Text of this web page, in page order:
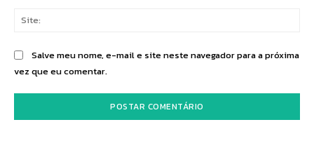
Salve meu nome, e-mail e site neste navegador para a próxima
vez que eu comentar.